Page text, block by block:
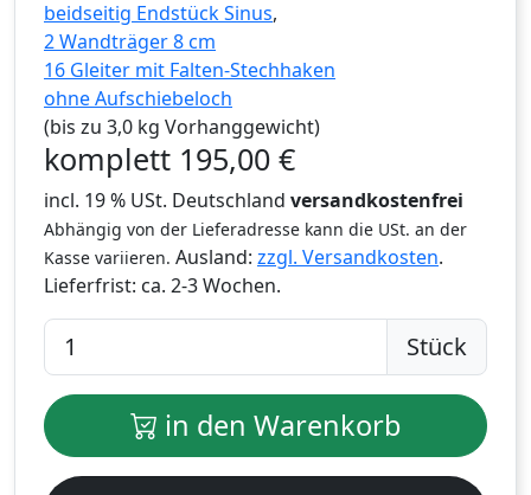
beidseitig Endstück Sinus,
2 Wandträger 8 cm
16 Gleiter mit Falten-Stechhaken
ohne Aufschiebeloch
(bis zu 3,0 kg Vorhanggewicht)
komplett 195,00 €
incl. 19 % USt. Deutschland versandkostenfrei
Abhängig von der Lieferadresse kann die USt. an der
Kasse variieren. Ausland: zzgl. Versandkosten.
Lieferfrist: ca. 2-3 Wochen.
Stück
in den Warenkorb